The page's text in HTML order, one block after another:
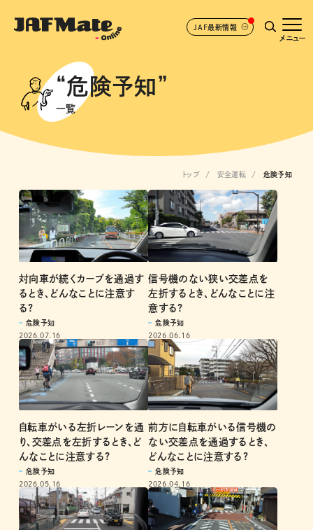
JAF最新情報
メニュー
“危険予知”
一覧
トップ 安全運転 危険予知
対向車が続くカーブを通過す
るとき、どんなことに注意す
る?
危険予知
2026.07.16
信号機のない狭い交差点を
左折するとき、どんなことに注
意する?
危険予知
2026.06.16
自転車がいる左折レーンを通
り、交差点を左折するとき、ど
んなことに注意する?
危険予知
2026.05.16
前方に自転車がいる信号機の
ない交差点を通過するとき、
どんなことに注意する?
危険予知
2026.04.16